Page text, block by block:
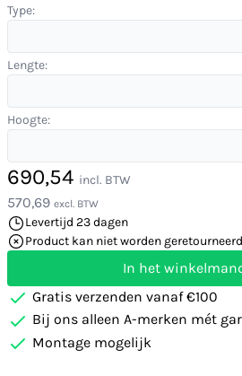
Type:
Lengte:
Hoogte:
690,54 incl. BTW
570,69 excl. BTW
Levertijd 23 dagen
Product kan niet worden geretourneerd
In het
Gratis verzenden vanaf €100
Bij ons alleen A-merken mét
Montage mogelijk